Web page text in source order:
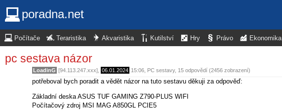
poradna.net
Počítače Teraristika Akvaristika Kutilství Hry Právo Ekonomika
pc sestava názor
LoadinG [94.113.247.xxx], 06.01.2024 15:06 PC sestavy, 15 odpovědí (2456 zobrazení)
potřeboval bych poradit a vědět názor na tuto sestavu děkuji za odpověď:
Základní deska ASUS TUF GAMING Z790-PLUS WIFI
Počítačový zdroj MSI MAG A850GL PCIE5